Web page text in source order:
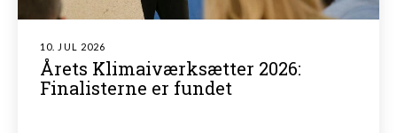
10. JUL 2026
Årets Klimaiværksætter 2026:
Finalisterne er fundet